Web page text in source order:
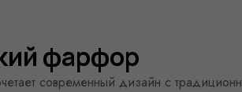
фарфор
современный дизайн с